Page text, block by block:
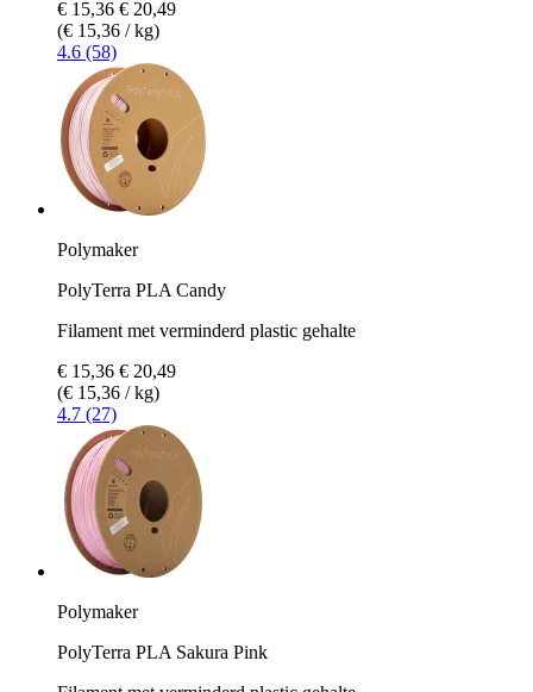
€ 15,36 € 20,49
(€ 15,36 / kg)
4.6 (58)
Polymaker
PolyTerra PLA Candy
Filament met verminderd plastic gehalte
€ 15,36 € 20,49
(€ 15,36 / kg)
4.7 (27)
Polymaker
PolyTerra PLA Sakura Pink